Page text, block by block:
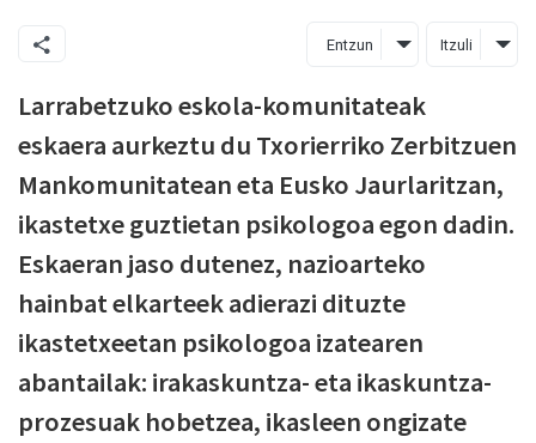
Entzun Itzuli
Larrabetzuko eskola-komunitateak
eskaera aurkeztu du Txorierriko Zerbitzuen
Mankomunitatean eta Eusko Jaurlaritzan,
ikastetxe guztietan psikologoa egon dadin.
Eskaeran jaso dutenez, nazioarteko
hainbat elkarteek adierazi dituzte
ikastetxeetan psikologoa izatearen
abantailak: irakaskuntza- eta ikaskuntza-
prozesuak hobetzea, ikasleen ongizate